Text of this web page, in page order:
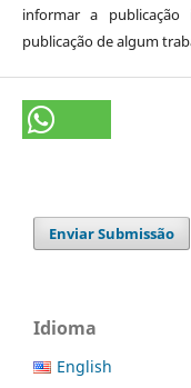
informar a
publicação de algum
Enviar Submissão
Idioma
English